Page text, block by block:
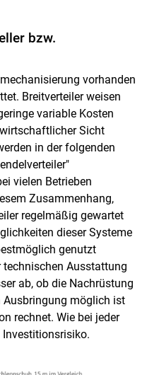
bzw.
vorhanden
Breitverteiler weisen
variable Kosten
Sicht
in der folgenden
vielen Betrieben
Zusammenhang,
regelmäßig gewartet
dieser Systeme
genutzt
Ausstattung
ab, ob die Nachrüstung
Ausbringung möglich ist
rechnet. Wie bei jeder
Investitionsrisiko.